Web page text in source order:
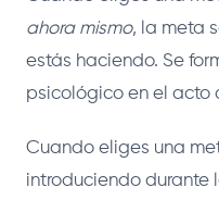
ahora mismo, la meta
estás haciendo. Se
psicológico en el acto
Cuando eliges una
introduciendo durante